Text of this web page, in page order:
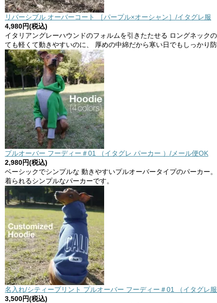
リバーシブル オーバーコート ［パープル×オーシャン］/イタグレ服
4,980円(税込)
イタリアングレーハウンドのフォルムを引きたたせる ロングネック
ても軽くて動きやすいのに、 厚めの中綿だから寒い日でもしっかり
プルオーバー フーディー＃01 （イタグレ パーカー ）/メール便OK
2,980円(税込)
ベーシックでシンプルな 動きやすいプルオーバータイプのパーカー
着られるシンプルなパーカーです。
名入れ/シティープリント プルオーバー フーディー＃01 （イタグレ
3,500円(税込)